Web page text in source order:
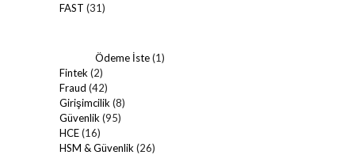
FAST (31)
Ödeme İste(1)
Fintek (2)
Fraud (42)
Girişimcilik (8)
Güvenlik (95)
HCE(16)
HSM & Güvenlik (26)